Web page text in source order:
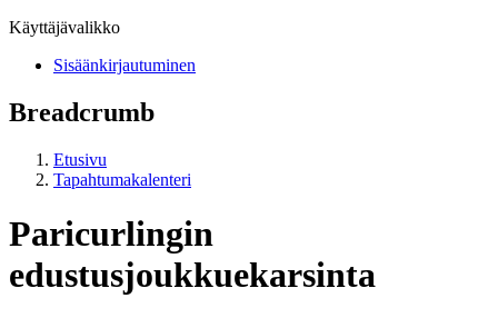
Käyttäjävalikko
Sisäänkirjautuminen
Breadcrumb
Etusivu
Tapahtumakalenteri
Paricurlingin
edustusjoukkuekarsinta